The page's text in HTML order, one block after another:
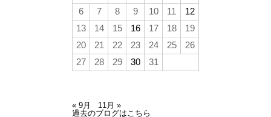
6
7 8 9 10 11
12
13
14 15 16 17 18
19
20
21 22 23 24 25
26
27
28 29 30 31
« 9月
11月 »
過去のブログはこちら